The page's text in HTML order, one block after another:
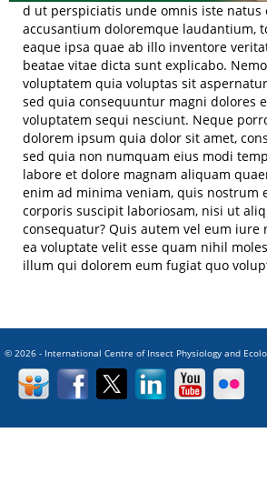
d ut perspiciatis unde omnis iste
accusantium doloremque laudantium,
eaque ipsa quae ab illo inventore
beatae vitae dicta sunt explicabo.
voluptatem quia voluptas sit
sed quia consequuntur magni dolores
voluptatem sequi nesciunt. Neque
dolorem ipsum quia dolor sit amet,
sed quia non numquam eius modi
labore et dolore magnam aliquam
enim ad minima veniam, quis nostrum
corporis suscipit laboriosam, nisi ut
consequatur? Quis autem vel eum
ea voluptate velit esse quam nihil
illum qui dolorem eum fugiat quo
© 2026 - International Centre of Insect Physiology and